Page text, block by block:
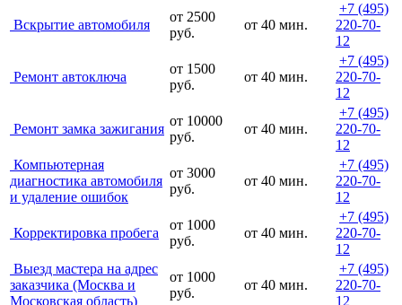
Вскрытие автомобиля
от 2500
руб.
от 40 мин.
+7 (495)
220-70-
12
Ремонт автоключа
от 1500
руб.
от 40 мин.
+7 (495)
220-70-
12
Ремонт замка зажигания
от 10000
руб.
от 40 мин.
+7 (495)
220-70-
12
Компьютерная
диагностика автомобиля
и удаление ошибок
от 3000
руб.
от 40 мин.
+7 (495)
220-70-
12
Корректировка пробега
от 1000
руб.
от 40 мин.
+7 (495)
220-70-
12
Выезд мастера на адрес
заказчика (Москва и
Московская область)
от 1000
руб.
от 40 мин.
+7 (495)
220-70-
12